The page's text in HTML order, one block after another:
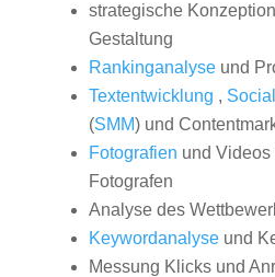
strategische
Gestaltung
Rankinganalyseund
Textentwicklung ,
(SMM) und
Fotografien und Videos
Fotografen
Analyse des
Keywordanalyseund
Messung Klicks und